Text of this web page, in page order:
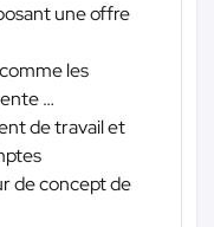
une offre
les
…
de travail et
de concept de